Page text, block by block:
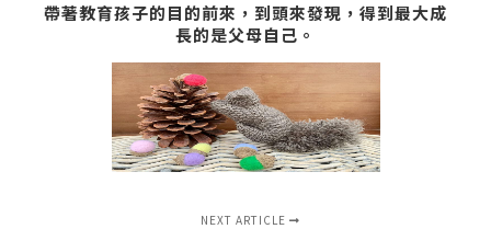
帶著教育孩子的目的前來，到頭來發現，得到最大成
長的是父母自己。
NEXT ARTICLE